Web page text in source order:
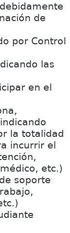
de
por Control
las
en el
la totalidad
incurrir el
etc.)
soporte